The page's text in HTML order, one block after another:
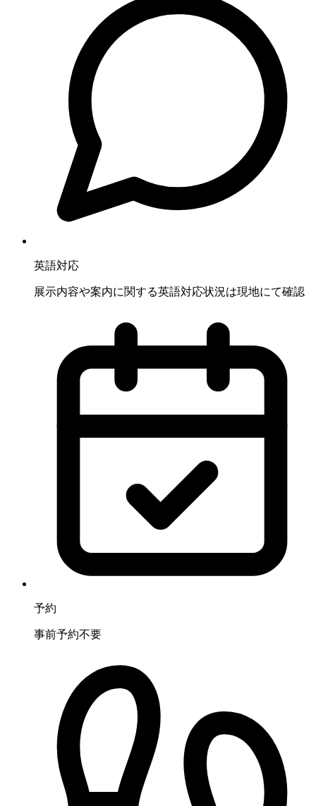
英語対応
展示内容や案内に関する英語対応状況は現地にて確認
予約
事前予約不要